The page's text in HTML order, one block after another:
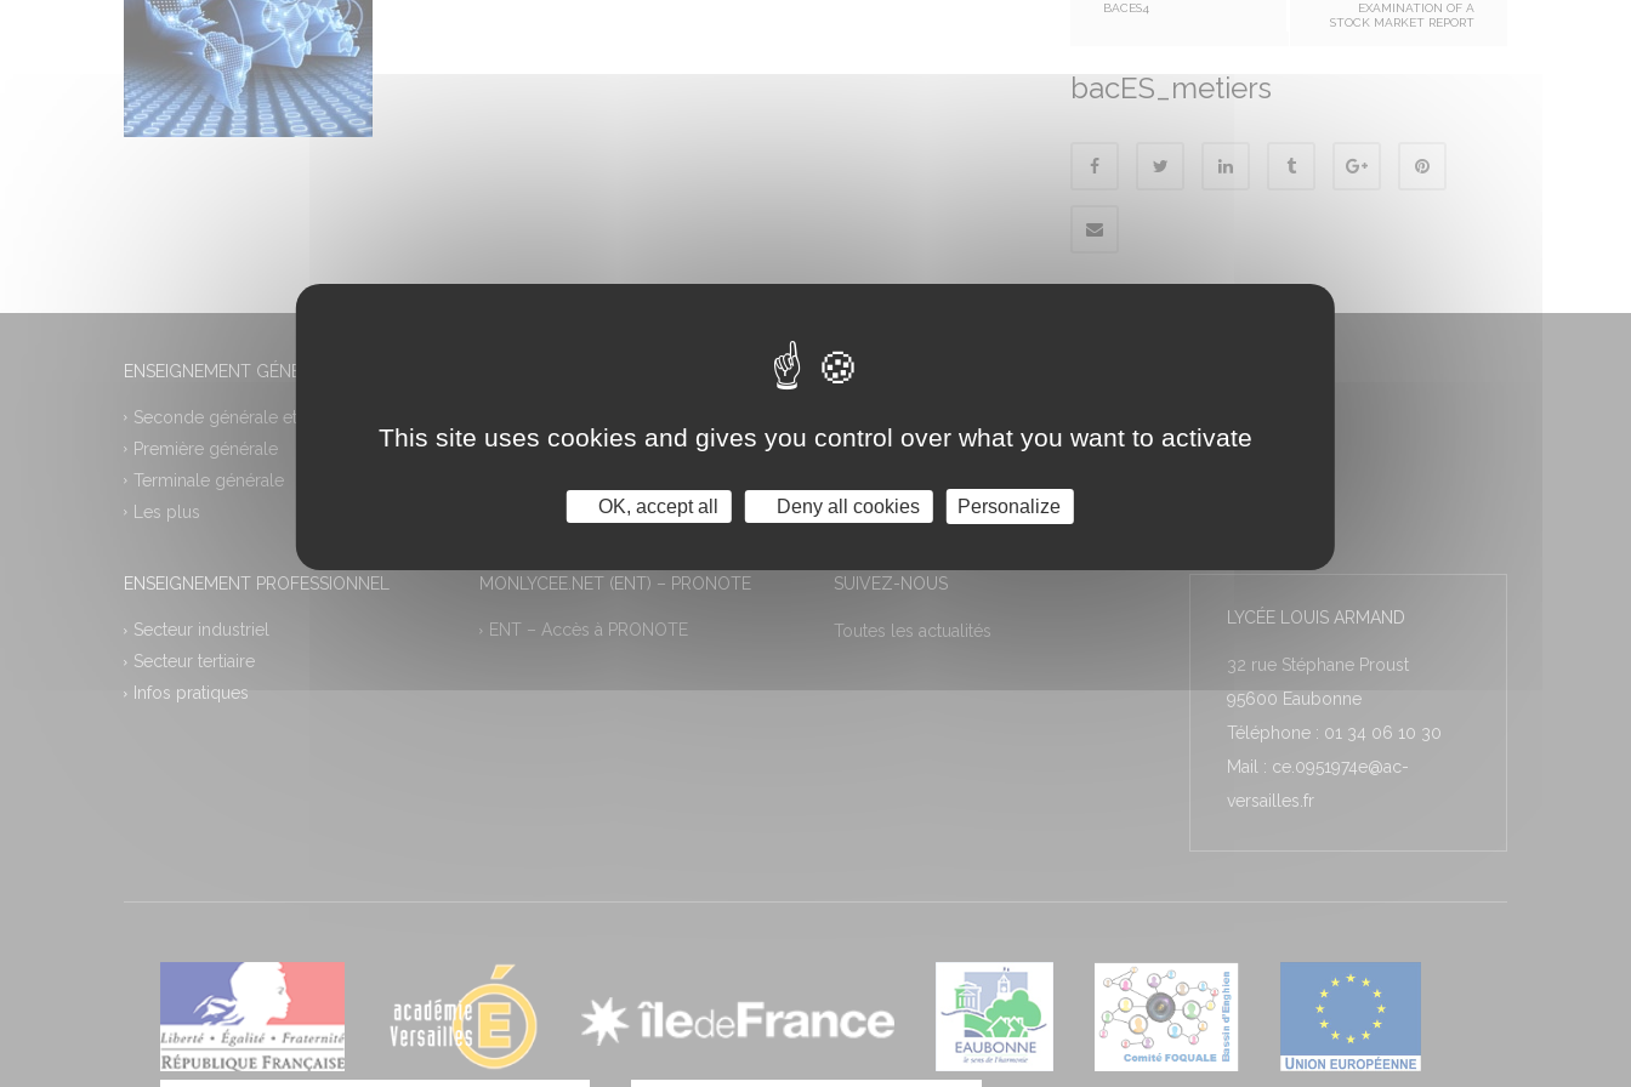
BACES4
EXAMINATION OF A
STOCK MARKET REPORT
bacES_metiers
ENSEIGNEMENT GÉNÉRAL
Seconde générale et technologique
Première générale
Terminale générale
Les plus
ENSEIGNEMENT PROFESSIONNEL
Secteur industriel
Secteur tertiaire
Infos pratiques
MONLYCEE.NET (ENT) – PRONOTE
ENT – Accès à PRONOTE
SUIVEZ-NOUS
Toutes les actualités
LYCÉE LOUIS ARMAND
32 rue Stéphane Proust
95600 Eaubonne
Téléphone : 01 34 06 10 30
Mail : ce.0951974e@ac-
versailles.fr
This site uses cookies and gives you control over what you want to activate
OK, accept all Deny all cookies Personalize